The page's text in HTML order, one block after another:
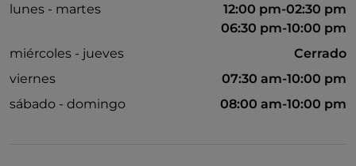
lunes - martes
12:00 pm-02:30 pm
06:30 pm-10:00 pm
miércoles - jueves
Cerrado
viernes
07:30 am-10:00 pm
sábado - domingo
08:00 am-10:00 pm